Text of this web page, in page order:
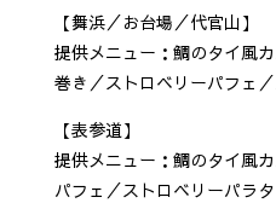
【舞浜／お台場／代官山】
提供メニュー：鯛のタイ風
巻き／ストロベリーパフェ
【表参道】
提供メニュー：鯛のタイ風
パフェ／ストロベリーパラタ